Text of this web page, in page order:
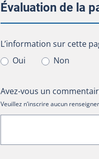
Évaluation de la
L’information sur cette
L’information sur cette
Oui
Non
Avez-vous un
Veuillez n’inscrire aucun